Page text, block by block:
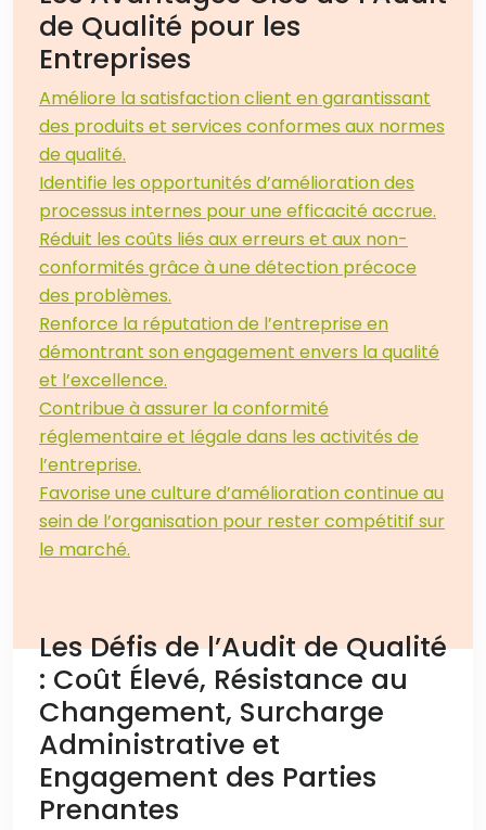
de Qualité pour les
Entreprises
Améliore la satisfaction client en garantissant
des produits et services conformes aux normes
de qualité.
Identifie les opportunités d’amélioration des
processus internes pour une efficacité accrue.
Réduit les coûts liés aux erreurs et aux non-
conformités grâce à une détection précoce
des problèmes.
Renforce la réputation de l’entreprise en
démontrant son engagement envers la qualité
et l’excellence.
Contribue à assurer la conformité
réglementaire et légale dans les activités de
l’entreprise.
Favorise une culture d’amélioration continue au
sein de l’organisation pour rester compétitif sur
le marché.
Les Défis de l’Audit de Qualité
: Coût Élevé, Résistance au
Changement, Surcharge
Administrative et
Engagement des Parties
Prenantes